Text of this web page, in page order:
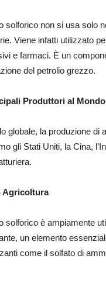
solforico non si usa solo
Viene infatti utilizzato
e farmaci. È un
del petrolio grezzo.
Produttori al Mondo
globale, la produzione di
gli Stati Uniti, la Cina,
Agricoltura
solforico è ampiamente
un elemento
come il solfato di